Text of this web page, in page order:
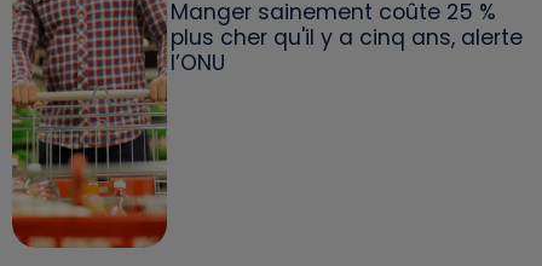
Manger sainement coûte 25 %
plus cher qu'il y a cinq ans, alerte
l’ONU